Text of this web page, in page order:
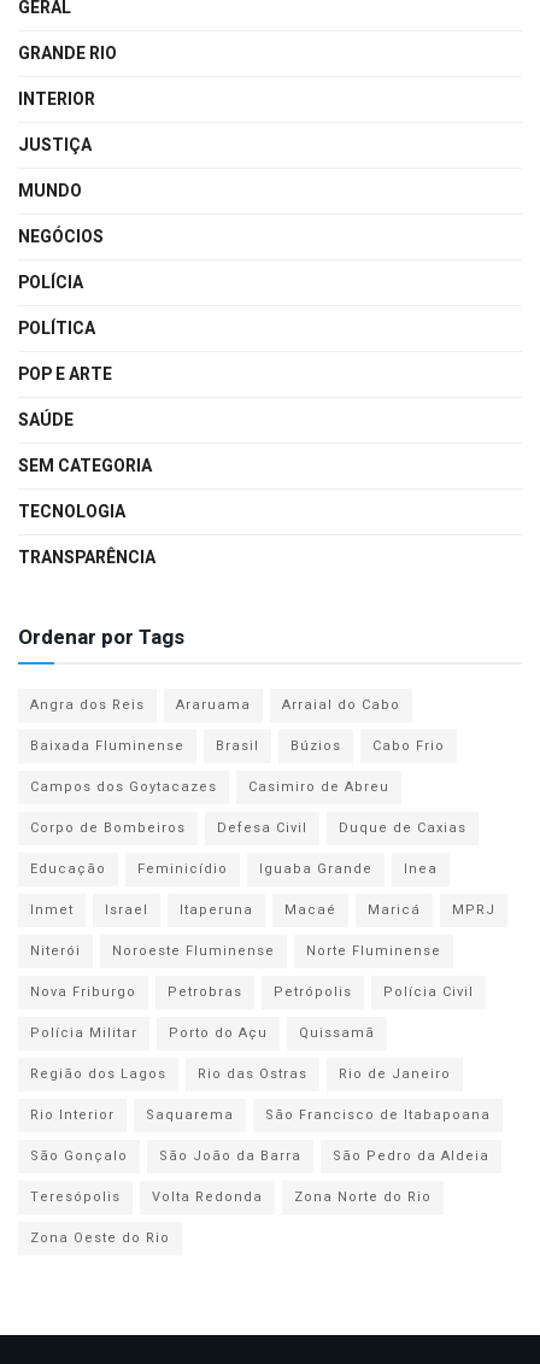
GERAL
GRANDE RIO
INTERIOR
JUSTIÇA
MUNDO
NEGÓCIOS
POLÍCIA
POLÍTICA
POP E ARTE
SAÚDE
SEM CATEGORIA
TECNOLOGIA
TRANSPARÊNCIA
Ordenar por Tags
Angra dos Reis Araruama
Arraial do Cabo
Baixada Fluminense
Brasil Búzios
Cabo Frio
Campos dos Goytacazes
Casimiro de Abreu
Corpo de Bombeiros
Defesa Civil
Duque de Caxias
Educação
Feminicídio Iguaba Grande
Inea
Inmet
Israel Itaperuna Macaé Maricá
MPRJ
Niterói
Noroeste Fluminense
Norte Fluminense
Nova Friburgo
Petrobras Petrópolis
Polícia Civil
Polícia Militar
Porto do Açu
Quissamã
Região dos Lagos
Rio das Ostras
Rio de Janeiro
Rio Interior
Saquarema
São Francisco de Itabapoana
São Gonçalo
São João da Barra
São Pedro da Aldeia
Teresópolis
Volta Redonda
Zona Norte do Rio
Zona Oeste do Rio